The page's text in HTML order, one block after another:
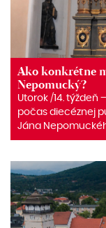
Ako konkrétne
Nepomucký?
Utorok /14. týždeň
počas diecéznej
Jána